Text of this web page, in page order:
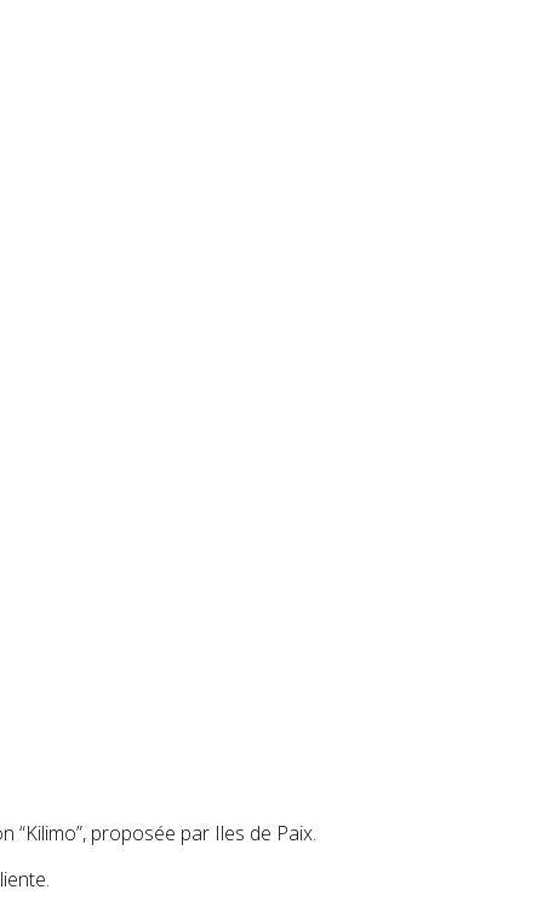
proposée par Iles de Paix.